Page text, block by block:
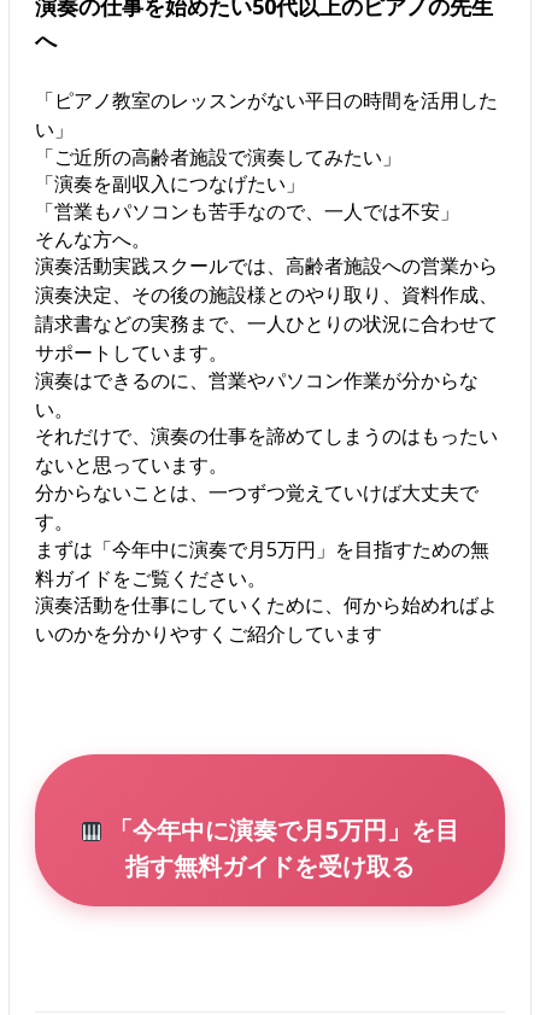
演奏の仕事を始めたい50代以上のピアノの先生
へ
「ピアノ教室のレッスンがない平日の時間を活用した
い」
「ご近所の高齢者施設で演奏してみたい」
「演奏を副収入につなげたい」
「営業もパソコンも苦手なので、一人では不安」
そんな方へ。
演奏活動実践スクールでは、高齢者施設への営業から
演奏決定、その後の施設様とのやり取り、資料作成、
請求書などの実務まで、一人ひとりの状況に合わせて
サポートしています。
演奏はできるのに、営業やパソコン作業が分からな
い。
それだけで、演奏の仕事を諦めてしまうのはもったい
ないと思っています。
分からないことは、一つずつ覚えていけば大丈夫で
す。
まずは「今年中に演奏で月5万円」を目指すための無
料ガイドをご覧ください。
演奏活動を仕事にしていくために、何から始めればよ
いのかを分かりやすくご紹介しています
「今年中に演奏で月5万円」を目
指す無料ガイドを受け取る